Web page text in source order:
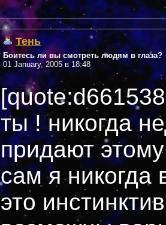
Тень
Боитесь ли вы смотреть людям в глаза?
01 January, 2005 в 18:48
ты ! никогда
придают
сам я никогда
это